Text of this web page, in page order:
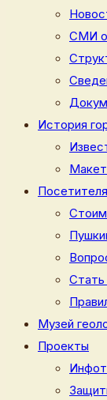
СМИ о
История
Музей
Проекты